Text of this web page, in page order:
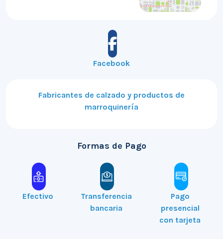
Facebook
Fabricantes de calzado y productos de
marroquinería
Formas de Pago
Efectivo
Transferencia
bancaria
Pago
presencial
con tarjeta